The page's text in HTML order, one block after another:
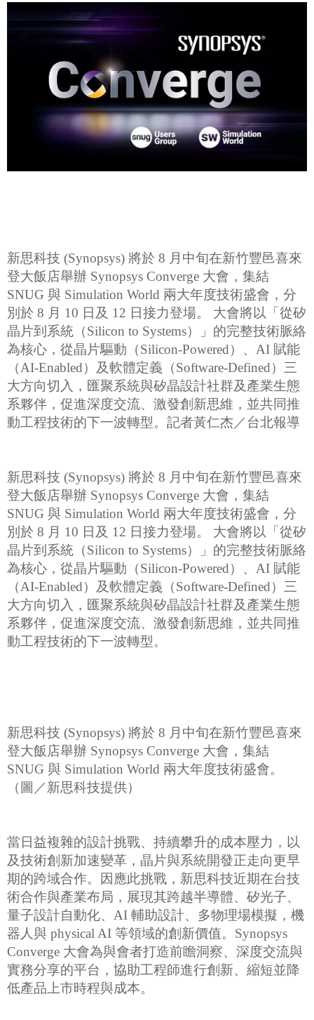
新思科技 (Synopsys) 將於 8 月中旬在新竹豐邑喜來
登大飯店舉辦 Synopsys Converge 大會，集結
SNUG 與 Simulation World 兩大年度技術盛會，分
別於 8 月 10 日及 12 日接力登場。 大會將以「從矽
晶片到系統（Silicon to Systems）」的完整技術脈絡
為核心，從晶片驅動（Silicon-Powered）、AI 賦能
（AI-Enabled）及軟體定義（Software-Defined）三
大方向切入，匯聚系統與矽晶設計社群及產業生態
系夥伴，促進深度交流、激發創新思維，並共同推
動工程技術的下一波轉型。 記者黃仁杰／台北報導
新思科技 (Synopsys) 將於 8 月中旬在新竹豐邑喜來
登大飯店舉辦 Synopsys Converge 大會，集結
SNUG 與 Simulation World 兩大年度技術盛會，分
別於 8 月 10 日及 12 日接力登場。 大會將以「從矽
晶片到系統（Silicon to Systems）」的完整技術脈絡
為核心，從晶片驅動（Silicon-Powered）、AI 賦能
（AI-Enabled）及軟體定義（Software-Defined）三
大方向切入，匯聚系統與矽晶設計社群及產業生態
系夥伴，促進深度交流、激發創新思維，並共同推
動工程技術的下一波轉型。
新思科技 (Synopsys) 將於 8 月中旬在新竹豐邑喜來
登大飯店舉辦 Synopsys Converge 大會，集結
SNUG 與 Simulation World 兩大年度技術盛會。
（圖／新思科技提供）
當日益複雜的設計挑戰、持續攀升的成本壓力，以
及技術創新加速變革，晶片與系統開發正走向更早
期的跨域合作。因應此挑戰，新思科技近期在台技
術合作與產業布局，展現其跨越半導體、矽光子、
量子設計自動化、AI 輔助設計、多物理場模擬，機
器人與 physical AI 等領域的創新價值。Synopsys
Converge 大會為與會者打造前瞻洞察、深度交流與
實務分享的平台，協助工程師進行創新、縮短並降
低產品上市時程與成本。